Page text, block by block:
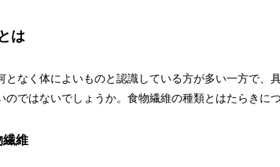
は
となく体によいものと認識している方が多い一方で、
のではないでしょうか。食物繊維の種類とはたらきに
繊維